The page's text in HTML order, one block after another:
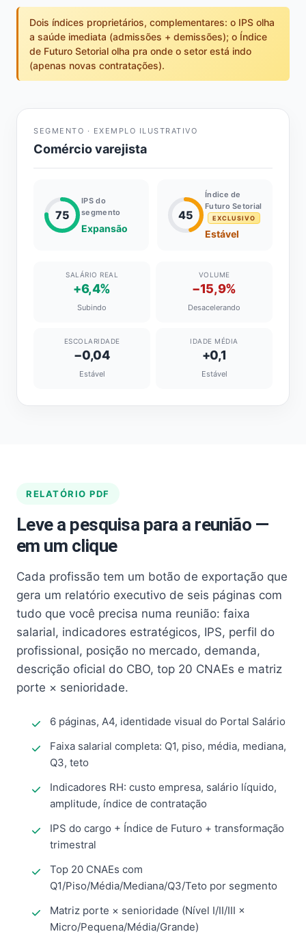
Dois índices proprietários, complementares: o IPS olha
a saúde imediata (admissões + demissões); o Índice
de Futuro Setorial olha pra onde o setor está indo
(apenas novas contratações).
SEGMENTO · EXEMPLO ILUSTRATIVO
Comércio varejista
75
IPS do
segmento
Expansão
45
Índice de
Futuro Setorial
EXCLUSIVO
Estável
SALÁRIO REAL
+6,4%
Subindo
VOLUME
−15,9%
Desacelerando
ESCOLARIDADE
−0,04
Estável
IDADE MÉDIA
+0,1
Estável
RELATÓRIO PDF
Leve a pesquisa para a reunião —
em um clique
Cada profissão tem um botão de exportação que
gera um relatório executivo de seis páginas com
tudo que você precisa numa reunião: faixa
salarial, indicadores estratégicos, IPS, perfil do
profissional, posição no mercado, demanda,
descrição oficial do CBO, top 20 CNAEs e matriz
porte × senioridade.
6 páginas, A4, identidade visual do Portal Salário
Faixa salarial completa: Q1, piso, média, mediana,
Q3, teto
Indicadores RH: custo empresa, salário líquido,
amplitude, índice de contratação
IPS do cargo + Índice de Futuro + transformação
trimestral
Top 20 CNAEs com
Q1/Piso/Média/Mediana/Q3/Teto por segmento
Matriz porte × senioridade (Nível I/II/III ×
Micro/Pequena/Média/Grande)